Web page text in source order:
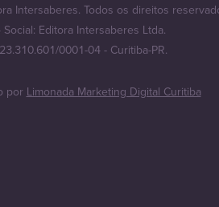
Intersaberes. Todos os direitos
Social: Editora Intersaberes Ltda.
0001-04 - Curitiba-PR.
por Limonada Marketing Digital Curitiba